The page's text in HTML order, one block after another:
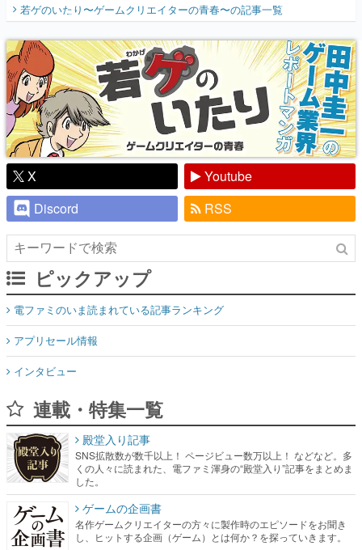
『少年ジャンプ』色だった【若ゲのいた
り】
若ゲのいたり〜ゲームクリエイターの青春〜の記事一覧
X
Youtube
Discord
RSS
ピックアップ
電ファミのいま読まれている記事ランキング
アプリセール情報
インタビュー
連載・特集一覧
殿堂入り記事
SNS拡散数が数千以上！ ページビュー数万以上！ などなど。多
くの人々に読まれた、電ファミ渾身の“殿堂入り”記事をまとめま
した。
ゲームの企画書
名作ゲームクリエイターの方々に製作時のエピソードをお聞き
し、ヒットする企画（ゲーム）とは何か？を探っていきます。